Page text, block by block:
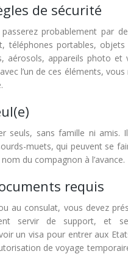
de sécurité
probablement par
téléphones portables,
aérosols, appareils photo
l’un de ces éléments,
seuls, sans famille ni amis.
muets, qui peuvent se
du compagnon à l’avance.
requis
au consulat, vous devez
servir de support, et
un visa pour entrer aux
de voyage